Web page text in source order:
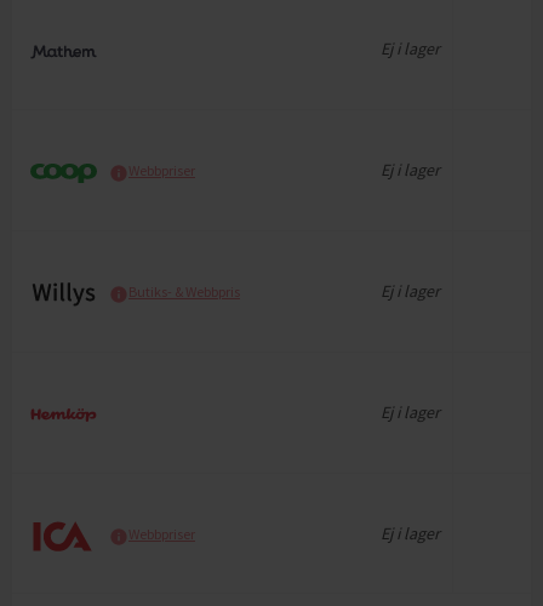
Ej i lager
Webbpriser Ej i lager
Butiks- & Webbpris Ej i lager
Ej i lager
Webbpriser Ej i lager